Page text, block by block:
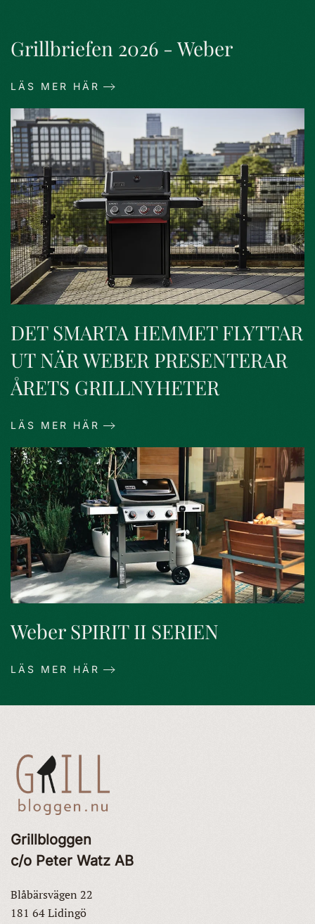
Grillbriefen 2026 - Weber
LÄS MER HÄR
DET SMARTA HEMMET FLYTTAR
UT NÄR WEBER PRESENTERAR
ÅRETS GRILLNYHETER
LÄS MER HÄR
Weber SPIRIT II SERIEN
LÄS MER HÄR
Grillbloggen
c/o Peter Watz AB
Blåbärsvägen 22
181 64 Lidingö